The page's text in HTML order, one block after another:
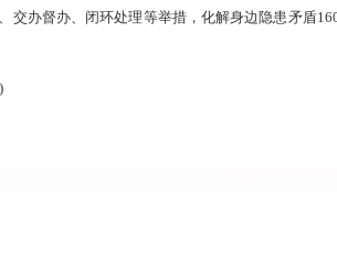
交办督办、闭环处理等举措，化解身边隐患矛盾
)